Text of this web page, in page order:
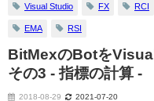
Visual Studio FX RCI
EMA RSI
BitMexのBotを
その3 - 指標の計算 -
2018-08-29 2021-07-20